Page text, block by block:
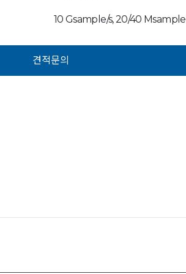
10 Gsample/s, 20/40 Msample